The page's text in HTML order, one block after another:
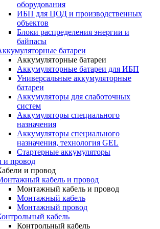
оборудования
ИБП для ЦОД и производственных
объектов
Блоки распределения энергии и
байпасы
батареи
Аккумуляторные батареи
Аккумуляторные батареи для ИБП
Универсальные аккумуляторные
батареи
Аккумуляторы для слаботочных
систем
Аккумуляторы специального
назначения
Аккумуляторы специального
назначения, технология GEL
Стартерные аккумуляторы
и провод
и провод
кабель и провод
Монтажный кабель и провод
Монтажный кабель
Монтажный провод
кабель
Контрольный кабель